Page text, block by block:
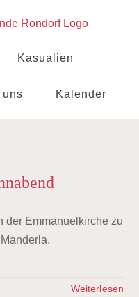
Kasualien
uns Kalender
der Emmanuelkirche zu
Weiterlesen